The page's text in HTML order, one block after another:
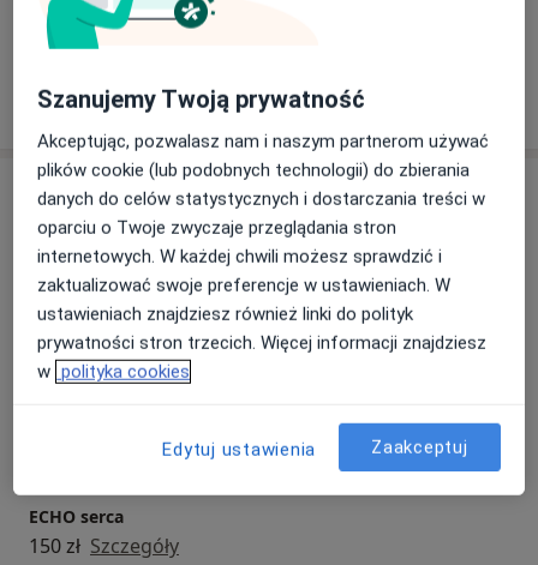
Choroba wieńcowa
Pokaż więcejo doświadczeniu
Usługi i ceny
Konsultacja internistyczna
Szczegóły
Konsultacja kardiologiczna
Od 250 zł Szczegóły
ECHO serca
150 zł Szczegóły
Szanujemy Twoją prywatność
Akceptując, pozwalasz nam i naszym partnerom używać
plików cookie (lub podobnych technologii) do zbierania
danych do celów statystycznych i dostarczania treści w
oparciu o Twoje zwyczaje przeglądania stron
internetowych. W każdej chwili możesz sprawdzić i
zaktualizować swoje preferencje w ustawieniach. W
ustawieniach znajdziesz również linki do polityk
prywatności stron trzecich. Więcej informacji znajdziesz
w polityka cookies
Edytuj ustawienia Zaakceptuj